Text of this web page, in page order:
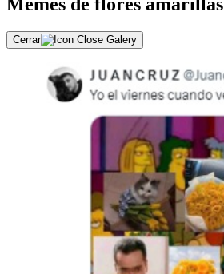
Memes de flores amarillas
Cerrar